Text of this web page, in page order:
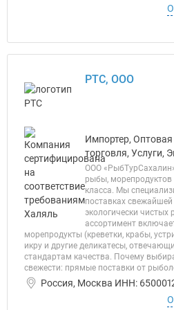
РТС, ООО
Импортер,
торговля, Услуги,
ООО
рыбы, морепродуктов
класса. Мы
поставках
экологически
ассортимент
морепродукты (креветки, крабы,
икру и другие деликатесы,
стандартам качества. Почему
свежести: прямые поставки от
Россия, Москва ИНН: